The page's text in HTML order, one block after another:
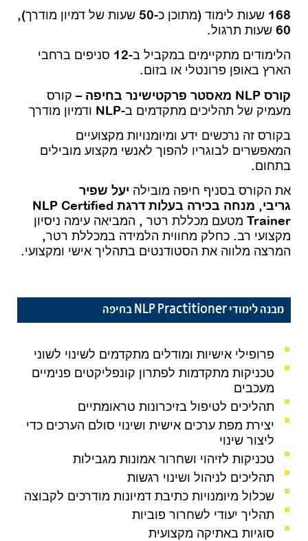
168 שעות לימוד (מתוכן כ-50 שעות של דמיון מודרך),
60 שעות תרגול.
הלימודים מתקיימים במקביל ב-12 סניפים ברחבי
הארץ באופן פרונטלי או בזום.
קורס NLP מאסטר פרקטישינר בחיפה
– קורס
מעמיק של תהליכים מתקדמים ב-NLP ודמיון מודרך
בקורס זה נרכשים ידע ומיומנויות מקצועיים
המאפשרים לבוגריו להפוך לאנשי מקצוע מובילים
בתחום.
את הקורס בסניף חיפה מובילה יעל שפיר
גריבי,
מנחה בכירה בעלות דרגת NLP Certified
Trainer מטעם מכללת רטר , המביאה עימה ניסיון
מקצועי רב. כחלק מחווית הלמידה במכללת רטר,
המרצה מלווה את הסטודנטים בתהליך אישי ומקצועי.
מבנה לימודי NLP Practitioner בחיפה
פרופילי אישיות ומודלים מתקדמים לשינוי לשוני
טכניקות מתקדמות לפתרון קונפליקטים פנימיים
מעכבים
תהליכים לטיפול בזיכרונות טראומתיים
יצירת מפת ערכים אישית ושינוי סולם הערכים כדי
ליצור שינוי
טכניקות לזיהוי ושחרור אמונות מגבילות
תהליכים לניהול ושינוי רגשות
שכלול מיומנויות כתיבת דמיונות מודרכים לקבוצה
תהליך יעודי לשחרור פוביות
סוגיות באתיקה מקצועית